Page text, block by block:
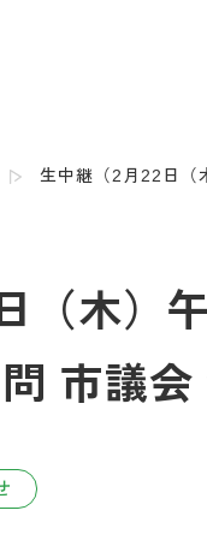
生中継（2月22日
（木）
問 市議